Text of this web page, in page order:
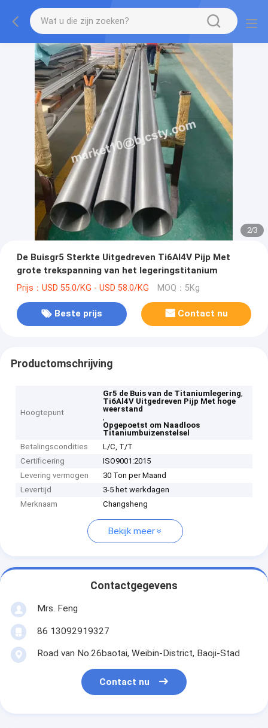
2/3
De Buisgr5 Sterkte Uitgedreven Ti6Al4V Pijp Met
grote trekspanning van het legeringstitanium
Prijs：USD 55.0/KG - USD 58.0/KG MOQ：5Kg
Beste prijs Contact nu
Productomschrijving
Hoogtepunt
Gr5 de Buis van de Titaniumlegering,
Ti6Al4V Uitgedreven Pijp Met hoge
weerstand
,
Opgepoetst om Naadloos
Titaniumbuizenstelsel
Betalingscondities
L/C, T/T
Certificering
ISO9001:2015
Levering vermogen
30 Ton per Maand
Levertijd
3-5 het werkdagen
Merknaam
Changsheng
Bekijk meer
Contactgegevens
Mrs. Feng
86 13092919327
Road van No.26baotai, Weibin-District, Baoji-Stad
Contact nu